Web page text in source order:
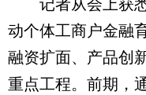
记者从会上获悉
动个体工商户金融
融资扩面、产品创
重点工程。前期，